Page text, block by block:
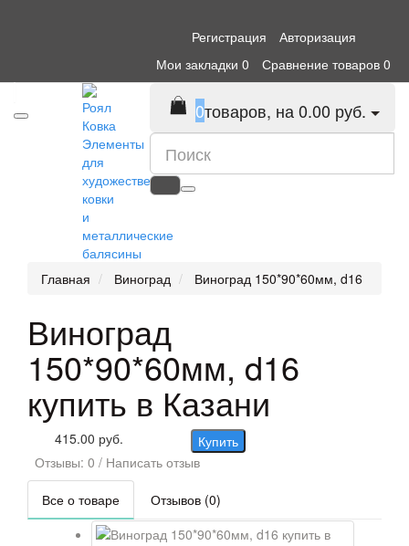
Регистрация
Авторизация
Мои закладки 0 Сравнение товаров 0
Элементы
для
художественной
ковки
и
металлические
балясины
0товаров, на 0.00 руб.
Главная Виноград Виноград 150*90*60мм, d16
Виноград
150*90*60мм, d16
купить в Казани
415.00 руб.
Купить
Отзывы: 0 / Написать отзыв
Все о товаре Отзывов (0)